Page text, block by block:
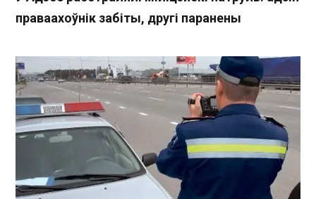
праваахоўнік забіты, другі паранены